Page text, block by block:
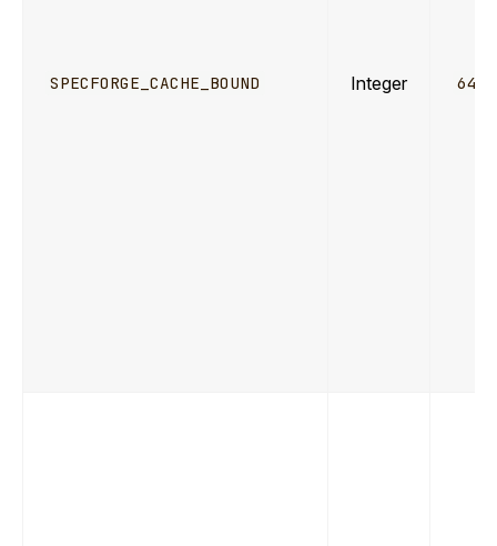
SPECFORGE_CACHE_BOUND Integer 64